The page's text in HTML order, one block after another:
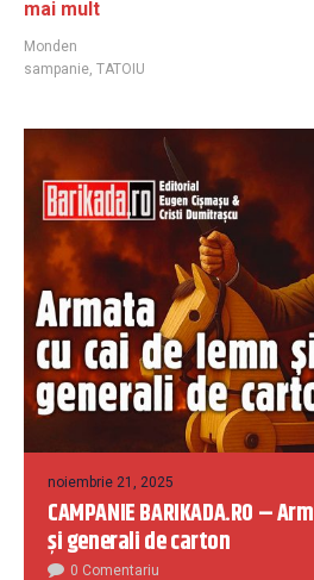
mai mult
Monden
sampanie, TATOIU
noiembrie 21, 2025
CAMPANIE BARIKADA.RO –
și generali de carton
0 Comentariu